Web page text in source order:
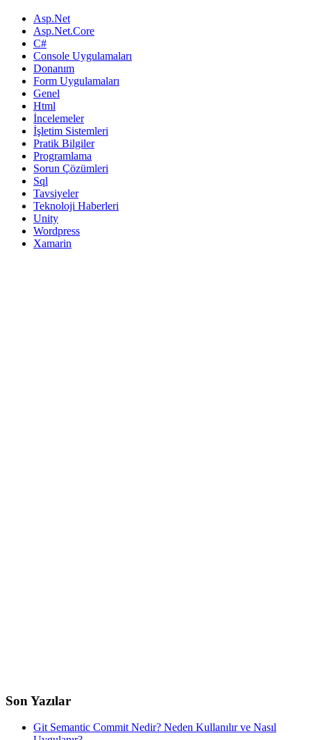
Asp.Net
Asp.Net.Core
C#
Console Uygulamaları
Donanım
Form Uygulamaları
Genel
Html
İncelemeler
İşletim Sistemleri
Pratik Bilgiler
Programlama
Sorun Çözümleri
Sql
Tavsiyeler
Teknoloji Haberleri
Unity
Wordpress
Xamarin
Son Yazılar
Git Semantic Commit Nedir? Neden Kullanılır ve Nasıl